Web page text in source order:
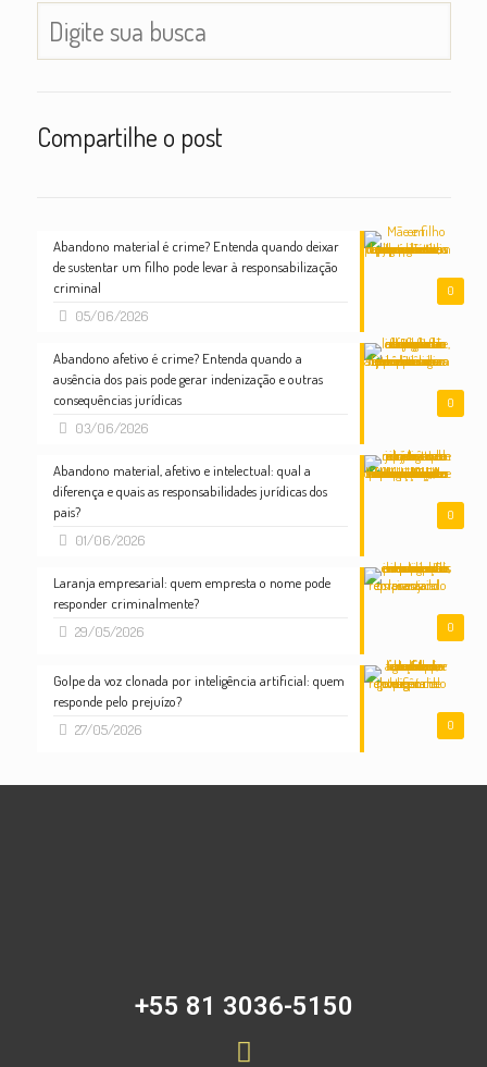
Compartilhe o post
0
Abandono material é crime? Entenda quando deixar
de sustentar um filho pode levar à responsabilização
criminal
05/06/2026
0
Abandono afetivo é crime? Entenda quando a
ausência dos pais pode gerar indenização e outras
consequências jurídicas
03/06/2026
0
Abandono material, afetivo e intelectual: qual a
diferença e quais as responsabilidades jurídicas dos
pais?
01/06/2026
0
Laranja empresarial: quem empresta o nome pode
responder criminalmente?
29/05/2026
0
Golpe da voz clonada por inteligência artificial: quem
responde pelo prejuízo?
27/05/2026
+55 81 3036-5150